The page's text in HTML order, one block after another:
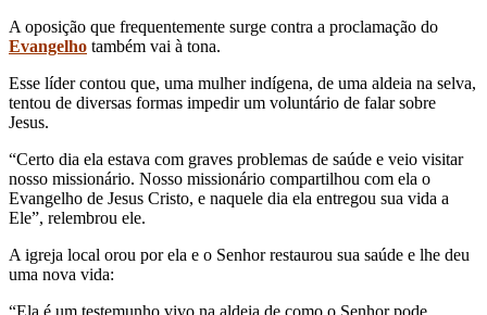
A oposição que frequentemente surge contra a proclamação do
Evangelho também vai à tona.
Esse líder contou que, uma mulher indígena, de uma aldeia na selva,
tentou de diversas formas impedir um voluntário de falar sobre
Jesus.
“Certo dia ela estava com graves problemas de saúde e veio visitar
nosso missionário. Nosso missionário compartilhou com ela o
Evangelho de Jesus Cristo, e naquele dia ela entregou sua vida a
Ele”, relembrou ele.
A igreja local orou por ela e o Senhor restaurou sua saúde e lhe deu
uma nova vida:
“Ela é um testemunho vivo na aldeia de como o Senhor pode